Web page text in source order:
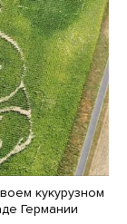
кукурузном
Германии